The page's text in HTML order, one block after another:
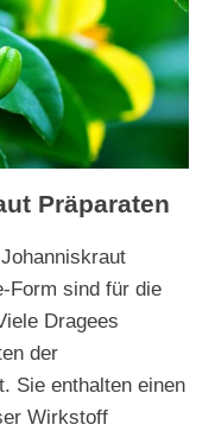
Präparaten
Form sind für die
Dragees
der
Sie enthalten einen
Wirkstoff